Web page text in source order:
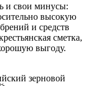
и свои минусы:
высокую
и средств
сметка,
выгоду.
зерновой